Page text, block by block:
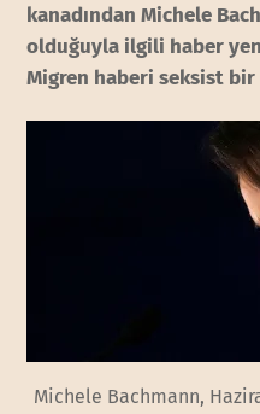
kanadından Michele
olduğuyla ilgili haber
Migren haberi seksist bir
Michele Bachmann,